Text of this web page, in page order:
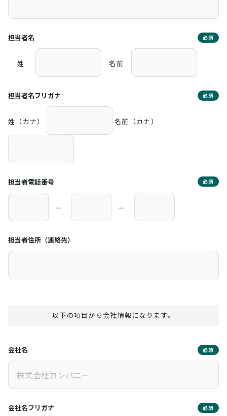
担当者名 必須
姓 名前
担当者名フリガナ 必須
姓（カナ） 名前（カナ）
担当者電話番号 必須
― ―
担当者住所（連絡先）
以下の項目から会社情報になります。
会社名 必須
会社名フリガナ 必須